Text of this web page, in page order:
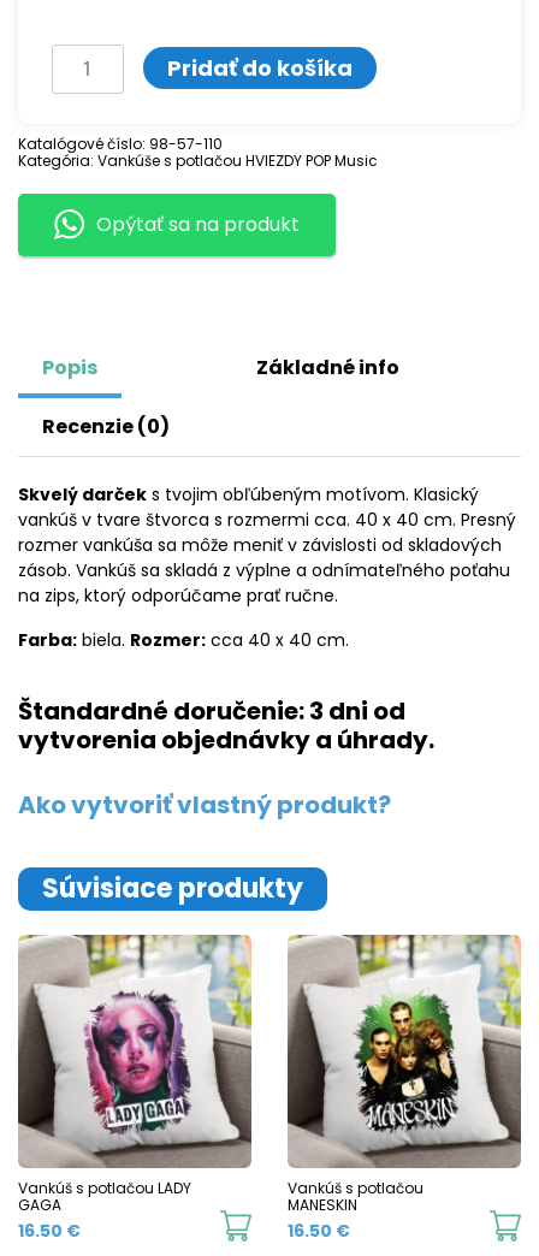
množstvo
Vankúš
potlačou
MARIAH
CAREY
Pridať do košíka
Katalógové číslo: 98-57-110
Kategória: Vankúše s potlačou HVIEZDY POP Music
Opýtať sa na produkt
Popis Základné info
Recenzie (0)
Skvelý darček s tvojim obľúbeným motívom. Klasický
vankúš v tvare štvorca s rozmermi cca. 40 x 40 cm. Presný
rozmer vankúša sa môže meniť v závislosti od skladových
zásob. Vankúš sa skladá z výplne a odnímateľného poťahu
na zips, ktorý odporúčame prať ručne.
Farba: biela. Rozmer: cca 40 x 40 cm.
Štandardné doručenie: 3 dni od
vytvorenia objednávky a úhrady.
Ako vytvoriť vlastný produkt?
Súvisiace produkty
Vankúš s potlačou LADY
GAGA
16.50 €
Vankúš s potlačou
MANESKIN
16.50 €